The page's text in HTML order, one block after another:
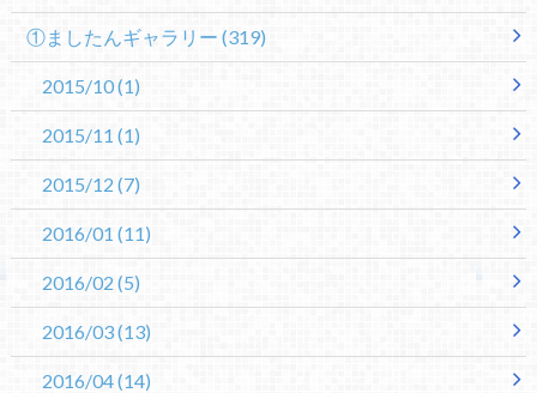
①ましたんギャラリー (319)
2015/10(1)
2015/11 (1)
2015/12 (7)
2016/01 (11)
2016/02 (5)
2016/03(13)
2016/04(14)